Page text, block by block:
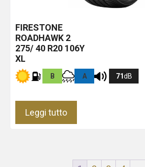
FIRESTONE
ROADHAWK 2
275/ 40 R20 106Y
XL
B A 71dB
Leggi tutto